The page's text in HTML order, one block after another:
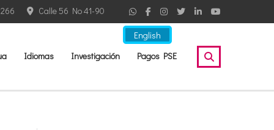
English
Calle 56 No 41-90
Idiomas Investigación Pagos PSE